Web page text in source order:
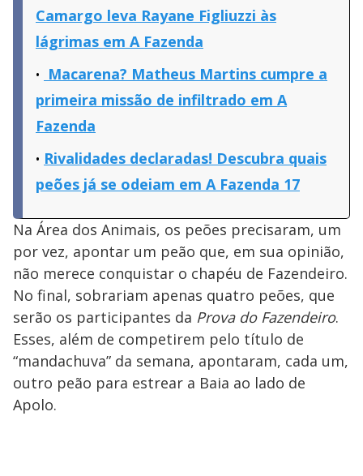
Camargo leva Rayane Figliuzzi às
lágrimas em A Fazenda
Macarena? Matheus Martins cumpre a
primeira missão de infiltrado em A
Fazenda
Rivalidades declaradas! Descubra quais
peões já se odeiam em A Fazenda 17
Na Área dos Animais, os peões precisaram, um
por vez, apontar um peão que, em sua opinião,
não merece conquistar o chapéu de Fazendeiro.
No final, sobrariam apenas quatro peões, que
serão os participantes da Prova do Fazendeiro.
Esses, além de competirem pelo título de
“mandachuva” da semana, apontaram, cada um,
outro peão para estrear a Baia ao lado de
Apolo.